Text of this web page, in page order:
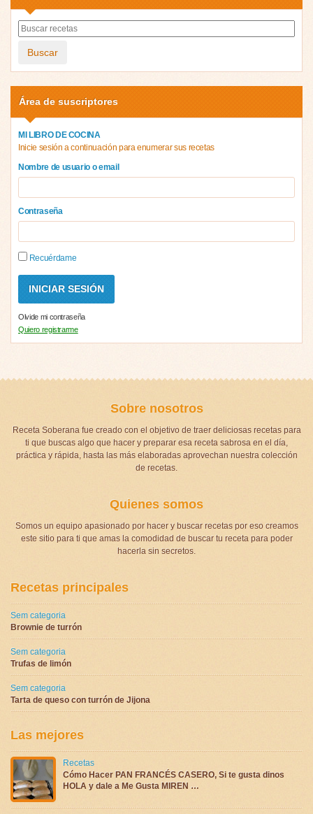
Buscar
Área de suscriptores
MI LIBRO DE COCINA
Inicie sesión a continuación para enumerar sus recetas
Nombre de usuario o email
Contraseña
Recuérdame
Olvide mi contraseña
Quiero registrarme
Sobre nosotros
Receta Soberana fue creado con el objetivo de traer deliciosas recetas para
ti que buscas algo que hacer y preparar esa receta sabrosa en el día,
práctica y rápida, hasta las más elaboradas aprovechan nuestra colección
de recetas.
Quienes somos
Somos un equipo apasionado por hacer y buscar recetas por eso creamos
este sitio para ti que amas la comodidad de buscar tu receta para poder
hacerla sin secretos.
Recetas principales
Sem categoria
Brownie de turrón
Sem categoria
Trufas de limón
Sem categoria
Tarta de queso con turrón de Jijona
Las mejores
Recetas
Cómo Hacer PAN FRANCÉS CASERO, Si te gusta dinos
HOLA y dale a Me Gusta MIREN …